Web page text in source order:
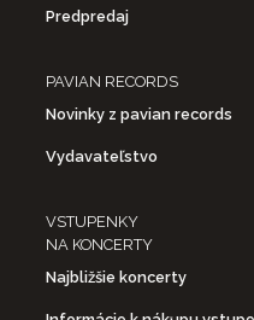
Predpredaj
PAVIAN RECORDS
Novinky z pavian records
Vydavateľstvo
VSTUPENKY
NA KONCERTY
Najbližšie koncerty